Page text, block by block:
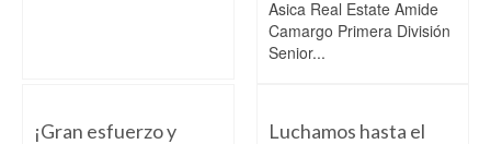
Asica Real Estate Amide
Camargo Primera División
Senior...
¡Gran esfuerzo y
Luchamos hasta el